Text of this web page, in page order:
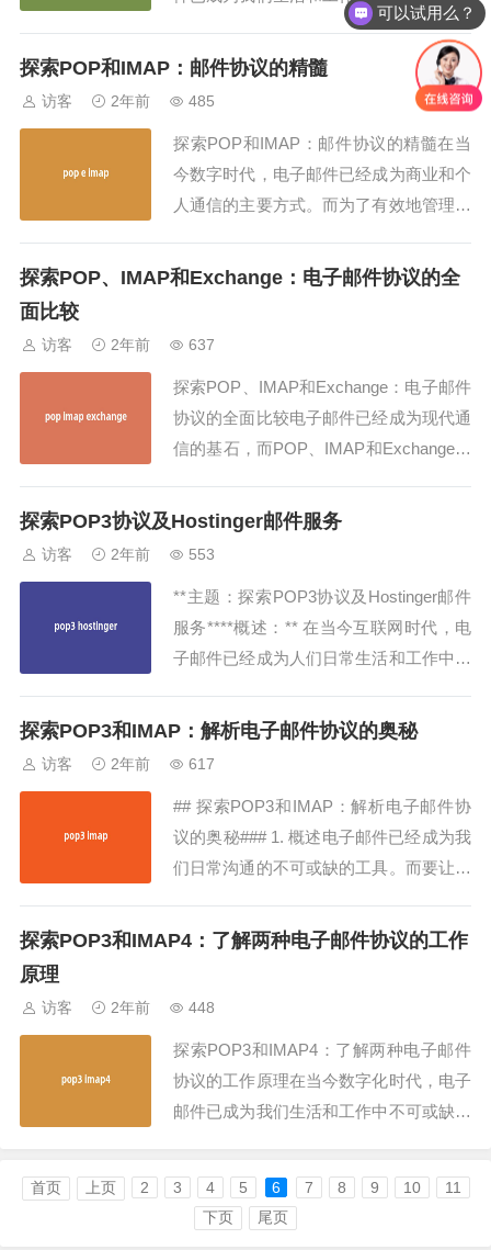
部分。为了更高效地管理和组织邮件，许
多用户转向诸如Outlook Office 365等电子
邮件客户端。而Pop3 Outlook Office365
探索POP和IMAP：邮件协议的精髓
访客 2年前 485
探索POP和IMAP：邮件协议的精髓在当
今数字时代，电子邮件已经成为商业和个
人通信的主要方式。而为了有效地管理电
至关重要。在这篇文章中，我们将深入探
和适用...
探索POP、IMAP和Exchange：电子邮件协议的全
面比较
访客 2年前 637
探索POP、IMAP和Exchange：电子邮件
协议的全面比较电子邮件已经成为现代通
信的基石，而POP、IMAP和Exchange则
们之间的区别和优劣势对于选择最适合你
ange这三种协议...
探索POP3协议及Hostinger邮件服务
访客 2年前 553
**主题：探索POP3协议及Hostinger邮件
服务****概述：** 在当今互联网时代，电
子邮件已经成为人们日常生活和工作中不
常用的协议之一，POP3（邮局协议3）
理以及Hostinger...
探索POP3和IMAP：解析电子邮件协议的奥秘
访客 2年前 617
## 探索POP3和IMAP：解析电子邮件协
议的奥秘### 1. 概述电子邮件已经成为我
们日常沟通的不可或缺的工具。而要让这
人，离不开一系列精密的协议和技术支
探索POP3和IMAP4：了解两种电子邮件协议的工作
原理
访客 2年前 448
探索POP3和IMAP4：了解两种电子邮件
协议的工作原理在当今数字化时代，电子
邮件已成为我们生活和工作中不可或缺的
POP3（邮局协议3）和IMAP4（互联网
消息访问协议4）是至关重要的协议。本
文将深入探讨这两种协议的工作原理，帮
首页 上页 2 3 4 5 6 7 8 9 10
11
下页
尾页
可以试用么？